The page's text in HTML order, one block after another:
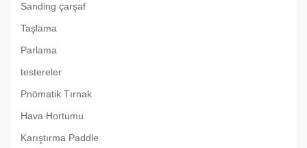
Sanding çarşaf
Taşlama
Parlama
testereler
Pnömatik Tırnak
Hava Hortumu
Karıştırma Paddle